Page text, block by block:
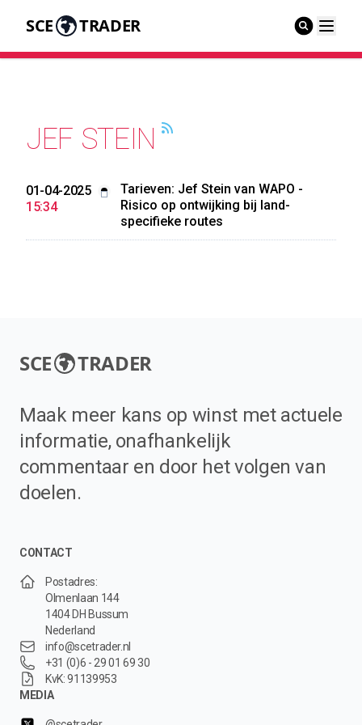
SCE TRADER
JEF STEIN
01-04-2025
15:34
Tarieven: Jef Stein van WAPO -
Risico op ontwijking bij land-
specifieke routes
SCE TRADER
Maak meer kans op winst met actuele
informatie, onafhankelijk
commentaar en door het volgen van
doelen.
CONTACT
Postadres:
Olmenlaan 144
1404 DH Bussum
Nederland
info@scetrader.nl
+31 (0)6 - 29 01 69 30
KvK: 91139953
MEDIA